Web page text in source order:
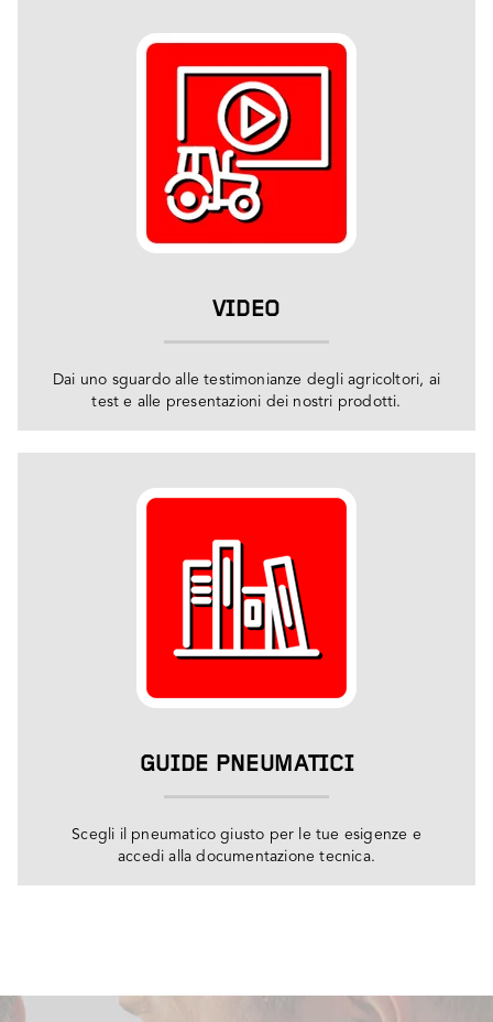
VIDEO
Dai uno sguardo alle testimonianze degli agricoltori, ai
test e alle presentazioni dei nostri prodotti.
GUIDE PNEUMATICI
Scegli il pneumatico giusto per le tue esigenze e
accedi alla documentazione tecnica.